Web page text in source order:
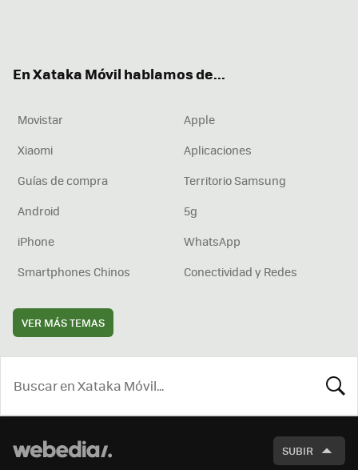
En Xataka Móvil hablamos de...
Movistar
Apple
Xiaomi
Aplicaciones
Guías de compra
Territorio Samsung
Android
5g
iPhone
WhatsApp
Smartphones Chinos
Conectividad y Redes
VER MÁS TEMAS
SUBIR